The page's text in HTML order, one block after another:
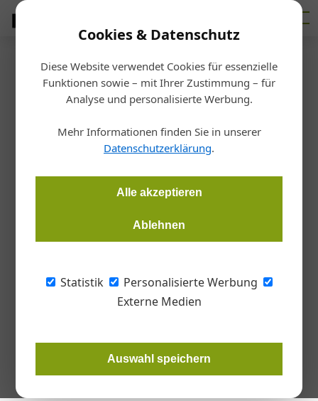
Cookies & Datenschutz
Diese Website verwendet Cookies für essenzielle
Funktionen sowie – mit Ihrer Zustimmung – für
Analyse und personalisierte Werbung.
Mehr Informationen finden Sie in unserer
Datenschutzerklärung.
Alle akzeptieren
Ablehnen
Statistik
Personalisierte Werbung
Externe Medien
Auswahl speichern
Startseite/Allgemein
Holter eröffnet
Bäderausstellung in Linz
Nachdem der Beratungsbetrieb bereits Anfang März
aufgenommen wurde, folgte am 26. März die offizielle
den 250 Gästen waren neben Kunden, Partnern und
Mitarbeitern auch zahlreiche Vertreter der oö. Wirtschaft und
Politik, allen voran Landeshauptmann Josef Pühringer, der
Wirtschaftskammer, Rudolf Trauner.
Auf rund 500 m² Ausstellungsfläche zeigt der